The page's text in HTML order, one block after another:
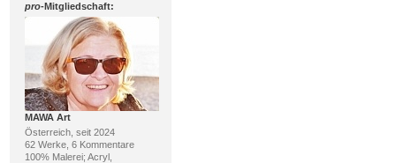
pro-Mitgliedschaft:
MAWA Art
Österreich, seit 2024
62 Werke, 6 Kommentare
100% Malerei; Acryl,